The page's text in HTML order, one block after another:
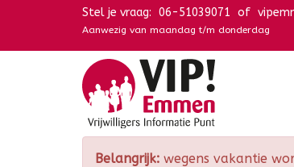
Navigatie overslaan
Stel je vraag: 06-51039071 of
Aanwezig van maandag t/m donderdag
Belangrijk: wegens vakantie